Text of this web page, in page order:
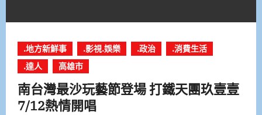
.地方新鮮事 .影視.娛樂 .政治
.消費生活
.達人
高雄市
南台灣最沙玩藝節登場 打鐵天團玖壹壹
7/12熱情開唱